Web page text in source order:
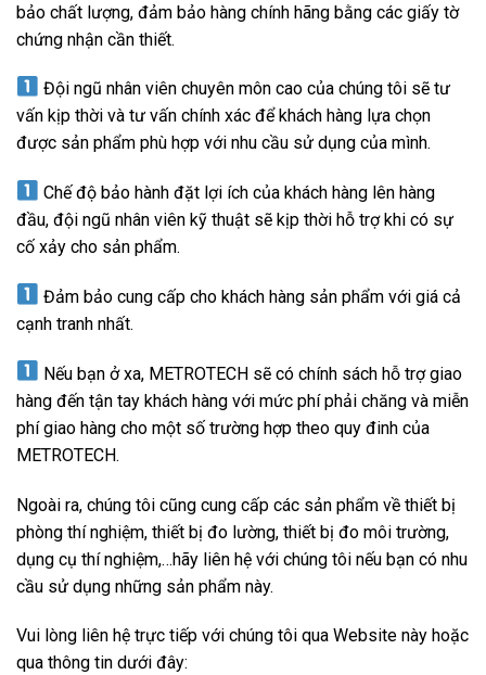
bảo chất lượng, đảm bảo hàng chính hãng bằng các giấy tờ
chứng nhận cần thiết.
Đội ngũ nhân viên chuyên môn cao của chúng tôi sẽ tư
vấn kịp thời và tư vấn chính xác để khách hàng lựa chọn
được sản phẩm phù hợp với nhu cầu sử dụng của mình.
Chế độ bảo hành đặt lợi ích của khách hàng lên hàng
đầu, đội ngũ nhân viên kỹ thuật sẽ kịp thời hỗ trợ khi có sự
cố xảy cho sản phẩm.
Đảm bảo cung cấp cho khách hàng sản phẩm với giá cả
cạnh tranh nhất.
Nếu bạn ở xa, METROTECH sẽ có chính sách hỗ trợ giao
hàng đến tận tay khách hàng với mức phí phải chăng và miễn
phí giao hàng cho một số trường hợp theo quy đinh của
METROTECH.
Ngoài ra, chúng tôi cũng cung cấp các sản phẩm về thiết bị
phòng thí nghiệm, thiết bị đo lường, thiết bị đo môi trường,
dụng cụ thí nghiệm,…hãy liên hệ với chúng tôi nếu bạn có nhu
cầu sử dụng những sản phẩm này.
Vui lòng liên hệ trực tiếp với chúng tôi qua Website này hoặc
qua thông tin dưới đây: